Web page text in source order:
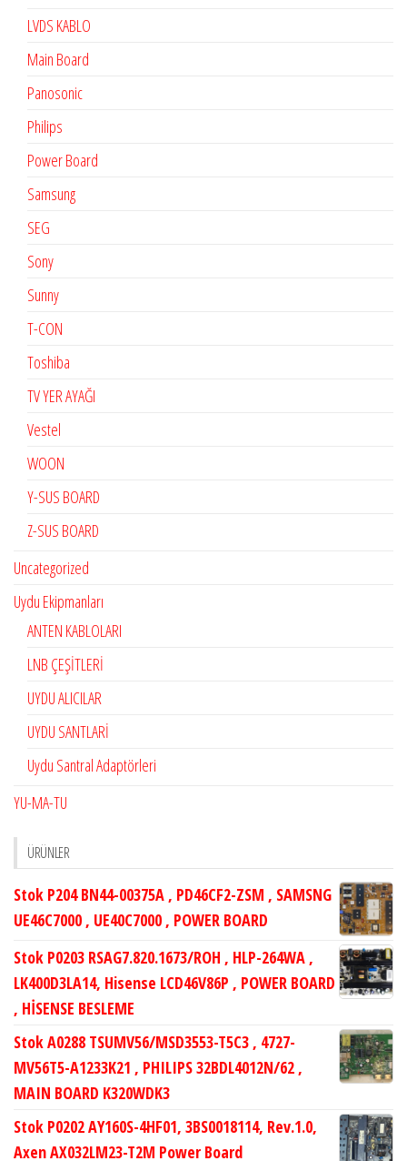
LVDS KABLO
Main Board
Panosonic
Philips
Power Board
Samsung
SEG
Sony
Sunny
T-CON
Toshiba
TV YER AYAĞI
Vestel
WOON
Y-SUS BOARD
Z-SUS BOARD
Uncategorized
Uydu Ekipmanları
ANTEN KABLOLARI
LNB ÇEŞİTLERİ
UYDU ALICILAR
UYDU SANTLARİ
Uydu Santral Adaptörleri
YU-MA-TU
ÜRÜNLER
Stok P204 BN44-00375A , PD46CF2-ZSM , SAMSNG
UE46C7000 , UE40C7000 , POWER BOARD
Stok P0203 RSAG7.820.1673/ROH , HLP-264WA ,
LK400D3LA14, Hisense LCD46V86P , POWER BOARD
, HİSENSE BESLEME
Stok A0288 TSUMV56/MSD3553-T5C3 , 4727-
MV56T5-A1233K21 , PHILIPS 32BDL4012N/62 ,
MAIN BOARD K320WDK3
Stok P0202 AY160S-4HF01, 3BS0018114, Rev.1.0,
Axen AX032LM23-T2M Power Board